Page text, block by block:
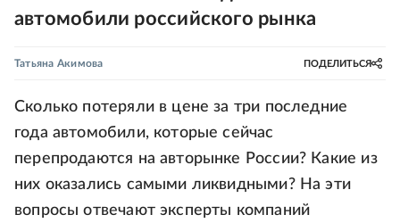
автомобили российского рынка
Татьяна Акимова ПОДЕЛИТЬСЯ
Сколько потеряли в цене за три последние
года автомобили, которые сейчас
перепродаются на авторынке России? Какие из
них оказались самыми ликвидными? На эти
вопросы отвечают эксперты компаний